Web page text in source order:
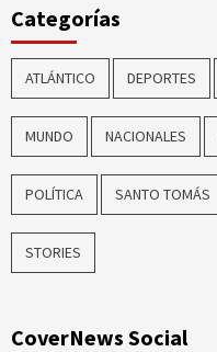
Categorías
ATLÁNTICO DEPORTES
MUNDO NACIONALES
POLÍTICA SANTO TOMÁS
STORIES
CoverNews Social